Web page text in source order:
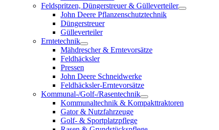
Feldspritzen, Düngerstreuer & Gülleverteiler
John Deere Pflanzenschutztechnik
Düngerstreuer
Gülleverteiler
Erntetechnik
Mähdrescher & Erntevorsätze
Feldhäcksler
Pressen
John Deere Schneidwerke
Feldhäcksler-Erntevorsätze
Kommunal-/Golf-/Rasentechnik
Kommunaltechnik & Kompakttraktoren
Gator & Nutzfahrzeuge
Golf- & Sportplatzpflege